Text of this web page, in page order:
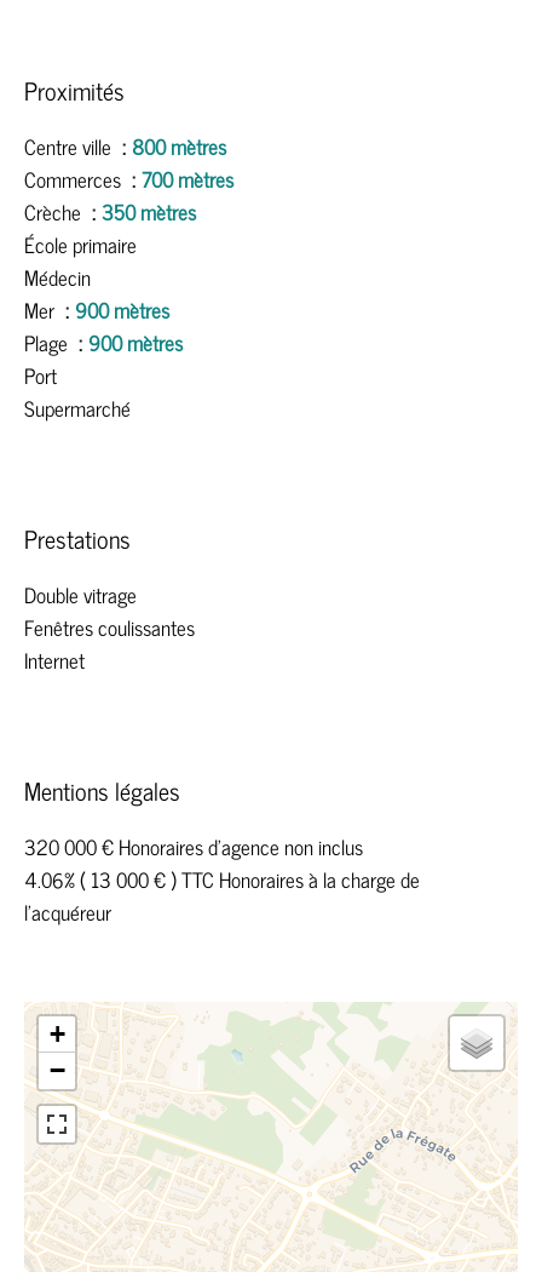
Proximités
Centre ville
800 mètres
Commerces
700 mètres
Crèche
350 mètres
École primaire
Médecin
Mer
900 mètres
Plage
900 mètres
Port
Supermarché
Prestations
Double vitrage
Fenêtres coulissantes
Internet
Mentions légales
320 000 € Honoraires d'agence non inclus
4.06% ( 13 000 € ) TTC Honoraires à la charge de
l'acquéreur
+
−